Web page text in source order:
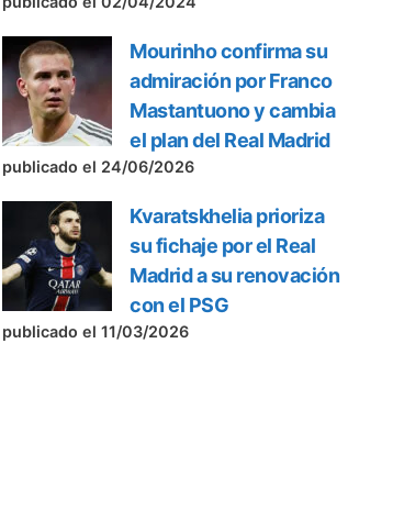
Mourinho confirma su
admiración por Franco
Mastantuono y cambia
el plan del Real Madrid
publicado el 24/06/2026
Kvaratskhelia prioriza
su fichaje por el Real
Madrid a su renovación
con el PSG
publicado el 11/03/2026